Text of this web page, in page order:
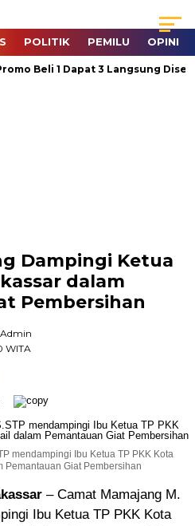
POLITIK PEMILU OPINI
Beli 1 Dapat 3 Langsung
Dampingi Ketua
dalam
Pembersihan
WITA
mendampingi Ibu Ketua TP PKK Kota
Pemantauan Giat Pembersihan
– Camat Mamajang M.
Ibu Ketua TP PKK Kota